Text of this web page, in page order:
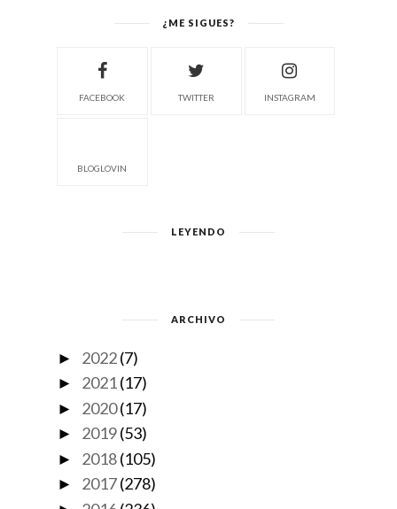
¿ME SIGUES?
FACEBOOK TWITTER INSTAGRAM
BLOGLOVIN
LEYENDO
ARCHIVO
► 2022(7)
► 2021(17)
► 2020(17)
► 2019(53)
► 2018(105)
► 2017(278)